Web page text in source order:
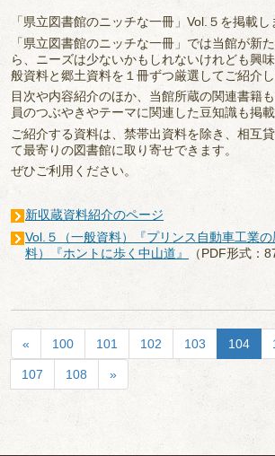
「県立図書館のニッチな一冊」Vol.５を掲載し
「県立図書館のニッチな一冊」では当館が新
ら、ニーズは少ないかもしれないけれども興
般資料と郷土資料を１冊ずつ厳選してご紹介し
目次や内容紹介のほか、当館所蔵の関連書籍
員のつぶやきやテーマに関連した豆知識も掲載
ご紹介する資料は、禁帯出資料を除き、相互
て最寄りの図書館に取り寄せできます。
ぜひご利用ください。
新収蔵資料紹介のページ
Vol.５（一般資料）『プリンス自動車工業
料）『ホントに歩く中山道』
（PDF形式：
« 100 101 102 103 104
107 108 »